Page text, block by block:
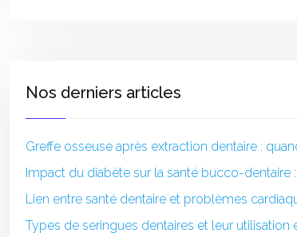
Nos derniers articles
Greffe osseuse après extraction dentaire :
Impact du diabète sur la santé bucco-dentaire
Lien entre santé dentaire et problèmes
Types de seringues dentaires et leur utilisation